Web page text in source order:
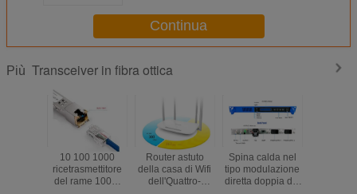
Continua
Più Transceiver in fibra ottica
10 100 1000
ricetrasmettitore
del rame 100M
Router astuto
della casa di Wifi
dell'Quattro-
Spina calda nel
tipo modulazione
diretta doppia del